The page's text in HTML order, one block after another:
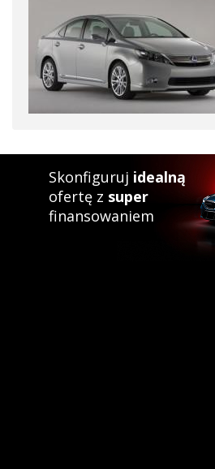
Skonfiguruj idealną
ofertę z super
finansowaniem